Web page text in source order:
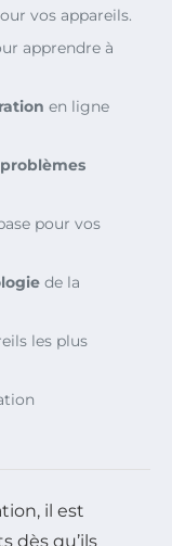
vos appareils.
apprendre à
en ligne
problèmes
pour vos
de la
les plus
il est
dès qu’ils